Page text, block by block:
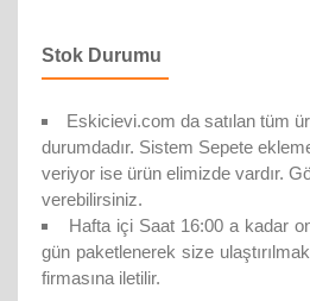
Stok Durumu
Eskicievi.com da satılan tüm
durumdadır. Sistem Sepete
veriyor ise ürün elimizde vardır.
verebilirsiniz.
Hafta içi Saat 16:00 a kadar
gün paketlenerek size
firmasına iletilir.